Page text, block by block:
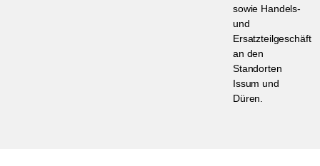
sowie Handels-
und
Ersatzteilgeschäft
an den
Standorten
Issum und
Düren.